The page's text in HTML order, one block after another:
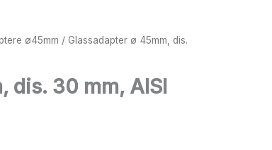
ø45mm / Glassadapter ø 45mm, dis.
dis. 30 mm, AISI